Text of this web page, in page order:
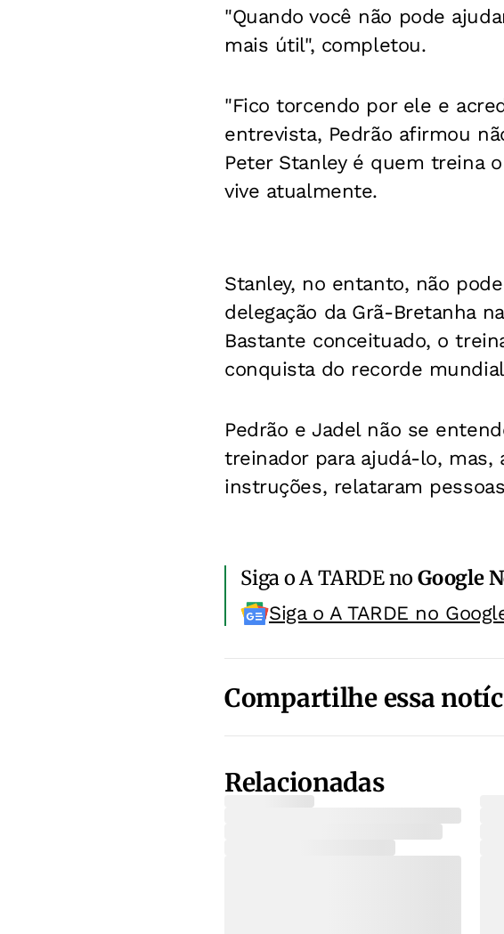
"Quando você não pode
mais útil", completou.
"Fico torcendo por ele e
entrevista, Pedrão afirmou
Peter Stanley é quem treina
vive atualmente.
Stanley, no entanto, não
delegação da Grã-Bretanha
Bastante conceituado, o
conquista do recorde
Pedrão e Jadel não se
treinador para ajudá-lo, mas,
instruções, relataram
Siga o A TARDE noGoogle
Siga o A TARDE no
Compartilhe essa
Relacionadas